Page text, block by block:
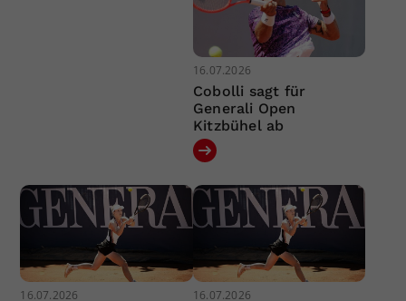
16.07.2026
Cobolli sagt für
Generali Open
Kitzbühel ab
16.07.2026 16.07.2026